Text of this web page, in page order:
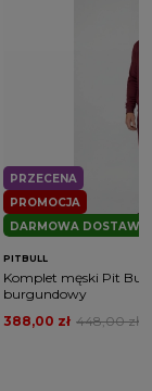
PROMOCJA
PRZECENA
DARMOWA DOSTAWA
PITBULL
Komplet męski Pit Bull
burgundowy
448,00 zł
388,00 zł